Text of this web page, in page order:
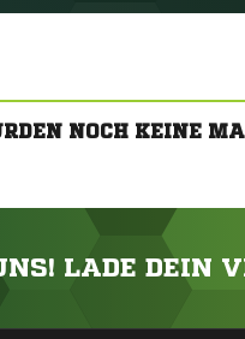
NOCH KEINE
LADE DEIN